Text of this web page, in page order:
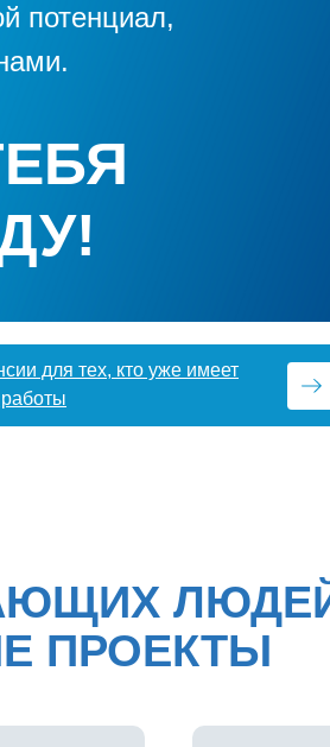
потенциал,
для тех, кто уже имеет
ПРОЕКТЫ